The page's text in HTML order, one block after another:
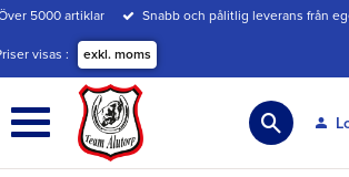
Meny
5000 artiklar Snabb och pålitlig leverans från
visas exkl. moms